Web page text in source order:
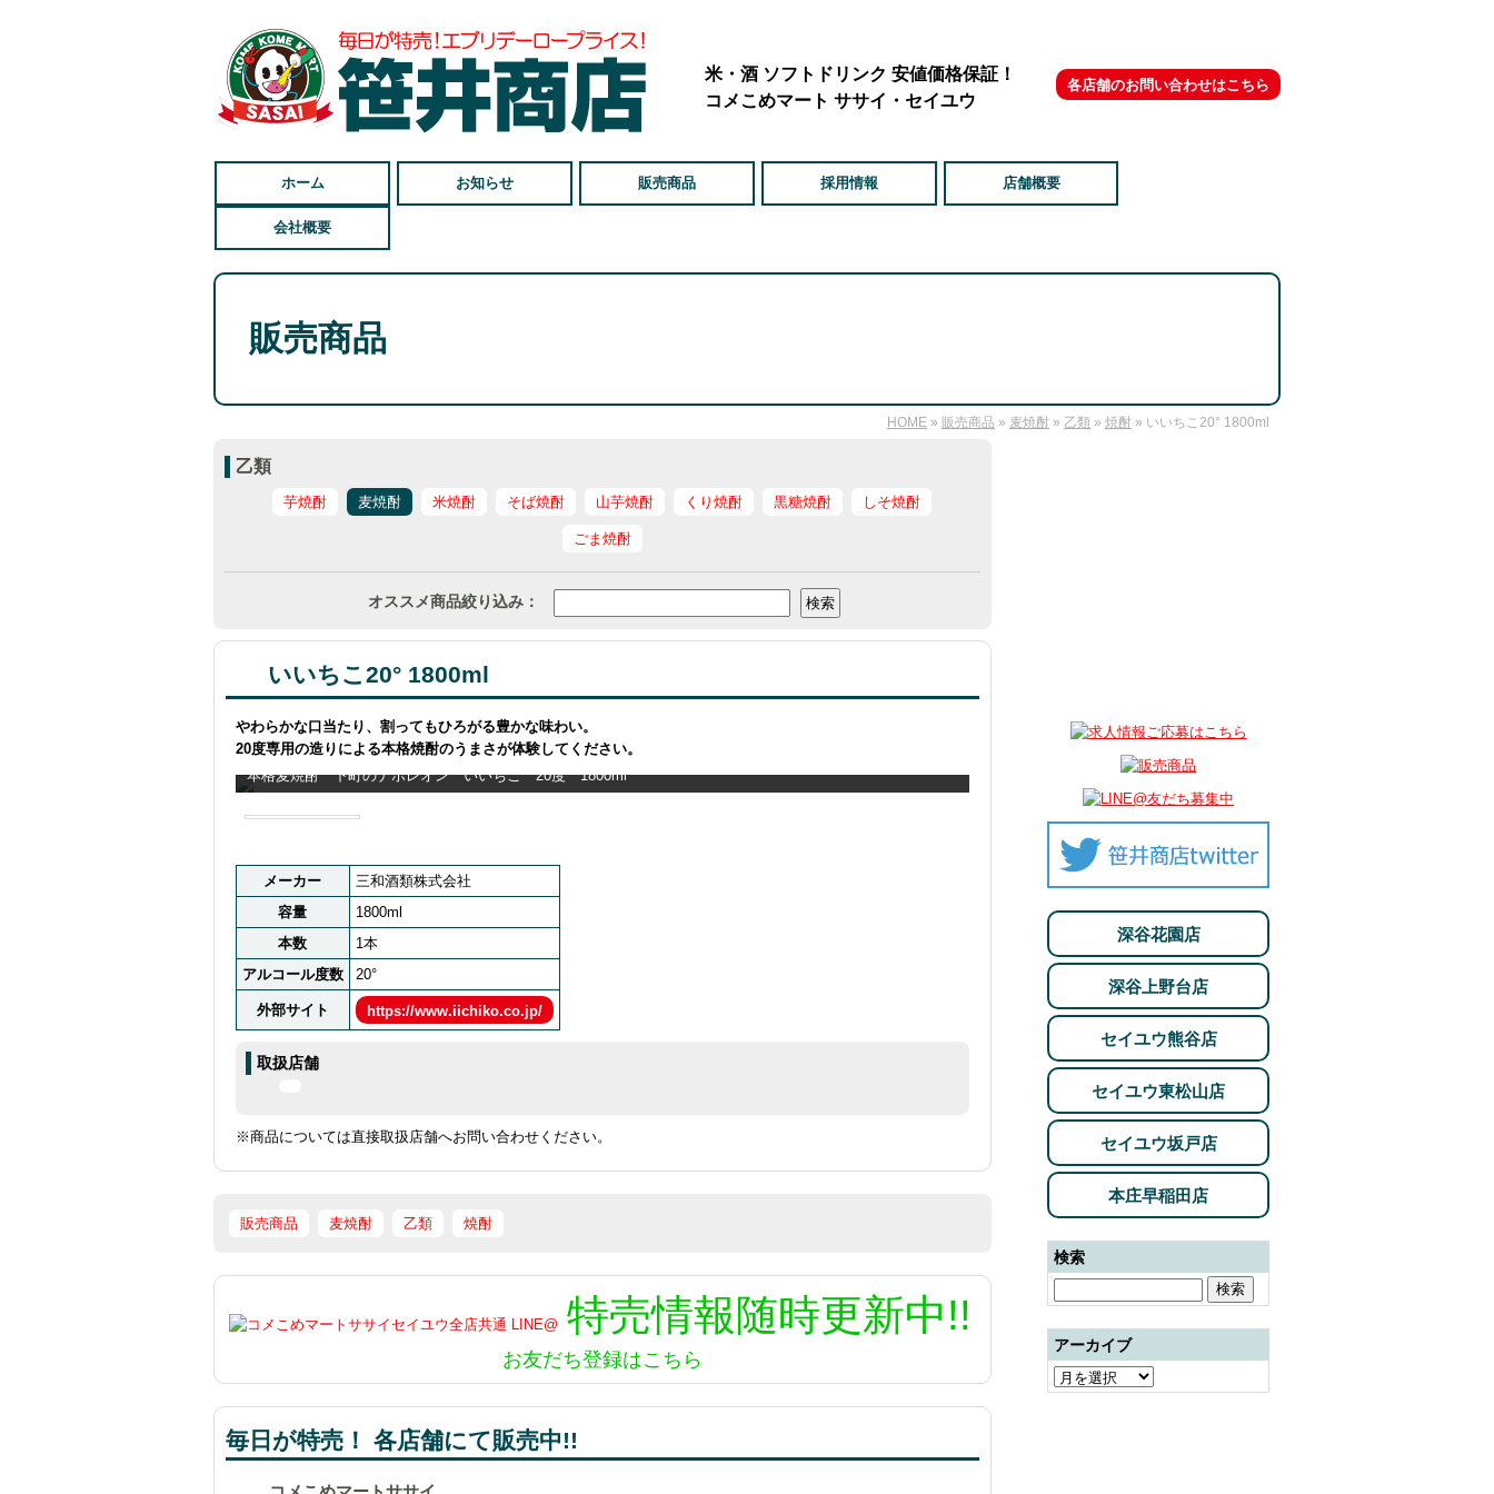
米・酒 ソフトドリンク 安値価格保証！
コメこめマート ササイ・セイユウ
各店舗のお問い合わせはこちら
ホーム お知らせ 販売商品 採用情報 店舗概要
会社概要
販売商品
HOME » 販売商品 » 麦焼酎 » 乙類 » 焼酎 » いいちこ20° 1800ml
深谷花園店
深谷上野台店
セイユウ熊谷店
セイユウ東松山店
セイユウ坂戸店
本庄早稲田店
検索
アーカイブ
乙類
芋焼酎 麦焼酎 米焼酎 そば焼酎 山芋焼酎 くり焼酎 黒糖焼酎 しそ焼酎
ごま焼酎
オススメ商品絞り込み：
いいちこ20° 1800ml
やわらかな口当たり、割ってもひろがる豊かな味わい。
20度専用の造りによる本格焼酎のうまさが体験してください。
本格麦焼酎 下町のナポレオン いいちこ 20度 1800ml
メーカー
三和酒類株式会社
容量
1800ml
本数
1本
アルコール度数
20°
外部サイト https://www.iichiko.co.jp/
取扱店舗
※商品については直接取扱店舗へお問い合わせください。
販売商品 麦焼酎 乙類 焼酎
特売情報随時更新中!!
お友だち登録はこちら
毎日が特売！ 各店舗にて販売中!!